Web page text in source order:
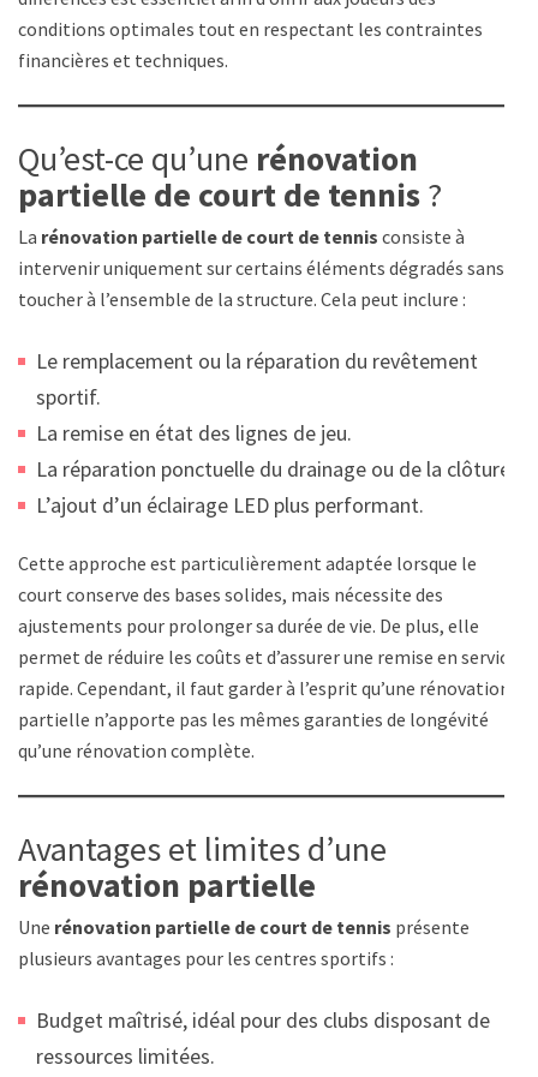
conditions optimales tout en respectant les contraintes
financières et techniques.
Qu’est-ce qu’une rénovation
partielle de court de tennis?
La rénovation partielle de court de tennis consiste à
intervenir uniquement sur certains éléments dégradés sans
toucher à l’ensemble de la structure. Cela peut inclure :
Le remplacement ou la réparation du revêtement
sportif.
La remise en état des lignes de jeu.
La réparation ponctuelle du drainage ou de la clôture.
L’ajout d’un éclairage LED plus performant.
Cette approche est particulièrement adaptée lorsque le
court conserve des bases solides, mais nécessite des
ajustements pour prolonger sa durée de vie. De plus, elle
permet de réduire les coûts et d’assurer une remise en service
rapide. Cependant, il faut garder à l’esprit qu’une rénovation
partielle n’apporte pas les mêmes garanties de longévité
qu’une rénovation complète.
Avantages et limites d’une
rénovation partielle
Une rénovation partielle de court de tennis présente
plusieurs avantages pour les centres sportifs :
Budget maîtrisé, idéal pour des clubs disposant de
ressources limitées.